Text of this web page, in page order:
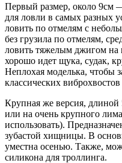
Первый размер, около 9см
для ловли в самых разных
ловить по отмелям с
без грузила по отмелям,
ловить тяжелым джигом на
хорошо идет щука, судак,
Неплохая моделька, чтобы
классических
Крупная же версия, длиной
или на очень крупного
использовать).
зубастой хищницы. В
уместна осенью. Также,
силикона для троллинга.